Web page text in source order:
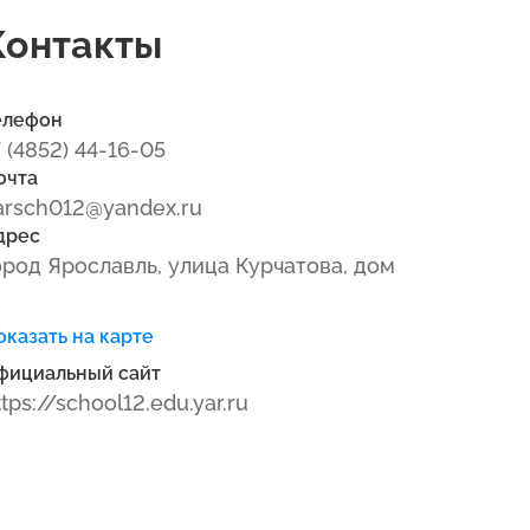
(4852) 44-16-05
Ярославль, улица Курчатова, дом
на карте
сайт
school12.edu.yar.ru